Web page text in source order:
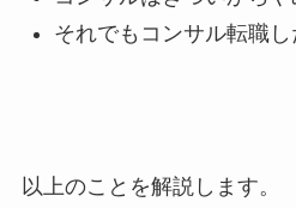
それでもコンサル転職し
以上のことを解説します。